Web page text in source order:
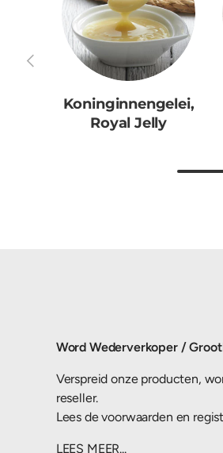
Vorige
Koninginnengelei,
Royal Jelly
Word Wederverkoper /
Verspreid onze producten,
reseller.
Lees de voorwaarden en
LEES MEER...